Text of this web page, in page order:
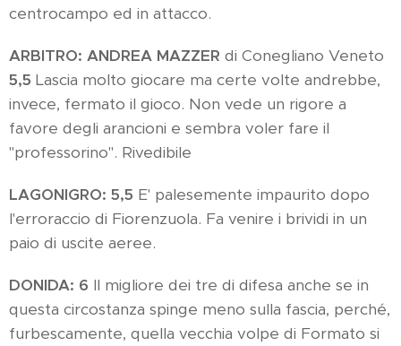
centrocampo ed in attacco.
ARBITRO: ANDREA MAZZER di Conegliano Veneto
5,5 Lascia molto giocare ma certe volte andrebbe,
invece, fermato il gioco. Non vede un rigore a
favore degli arancioni e sembra voler fare il
"professorino". Rivedibile
LAGONIGRO: 5,5 E' palesemente impaurito dopo
l'erroraccio di Fiorenzuola. Fa venire i brividi in un
paio di uscite aeree.
DONIDA: 6 Il migliore dei tre di difesa anche se in
questa circostanza spinge meno sulla fascia, perché,
furbescamente, quella vecchia volpe di Formato si